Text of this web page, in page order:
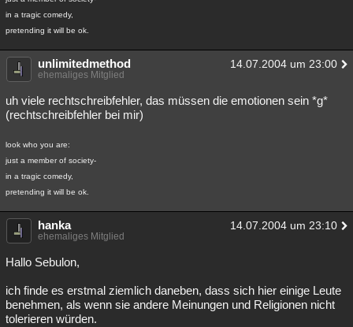
in a tragic comedy,
pretending it will be ok.
unlimitedmethod 14.07.2004 um 23:00
ehemaliges Mitglied
uh viele rechtschreibfehler, das müssen die emotionen sein *g*
(rechtschreibfehler bei mir)
look who you are:
just a member of society-
in a tragic comedy,
pretending it will be ok.
hanka 14.07.2004 um 23:10
ehemaliges Mitglied
Hallo Sebulon,
ich finde es erstmal ziemlich daneben, dass sich hier einige Leute
benehmen, als wenn sie andere Meinungen und Religionen nicht
tolerieren würden.